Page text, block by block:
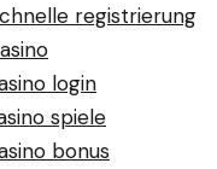
registrierung
login
spiele
bonus